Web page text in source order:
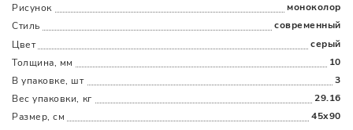
Рисунок
моноколор
Стиль
современный
Цвет
серый
Толщина, мм
10
В упаковке, шт
3
Вес упаковки, кг
29.16
Размер, см
45x90